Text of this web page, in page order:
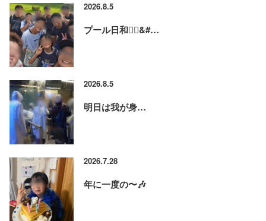
2026.8.5
プール日和🏊‍♂&#…
2026.8.5
明日は我が身…
2026.7.28
年に一度の〜🎶